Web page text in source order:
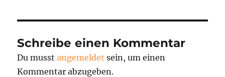
Schreibe einen Kommentar
Du musstangemeldet sein, um einen
Kommentar abzugeben.